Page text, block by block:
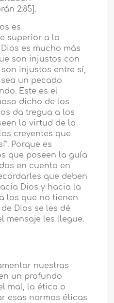
2:85].
es
superior a la
es mucho más
son injustos con
injustos entre sí,
un pecado
Este es el
dicho de los
da tregua a los
la virtud de la
creyentes que
Porque es
que poseen la guía
en cuenta en
que deben
Dios y hacia la
los que no tienen
Dios se les dé
mensaje les llegue.
nuestras
un profundo
mal, la ética o
esas normas éticas